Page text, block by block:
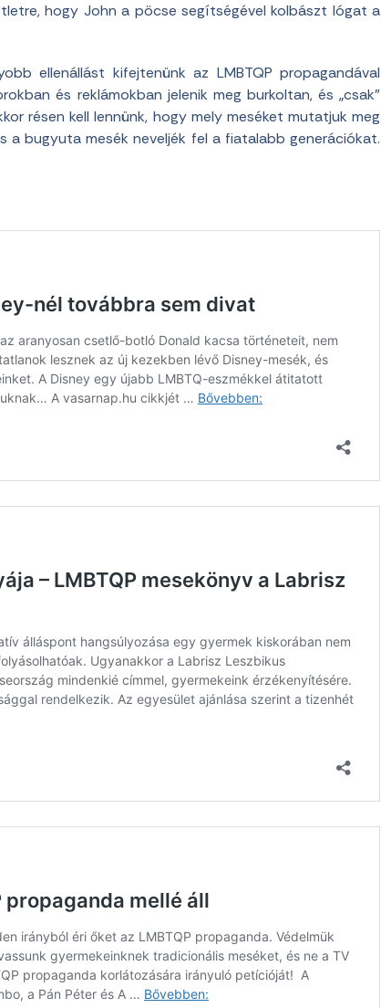
hogy John a pöcse segítségével kolbászt lógat a
ellenállást kifejtenünk az LMBTQP propagandával
és reklámokban jelenik meg burkoltan, és „csak”
résen kell lennünk, hogy mely meséket mutatjuk meg
a bugyuta mesék neveljék fel a fiatalabb generációkat.